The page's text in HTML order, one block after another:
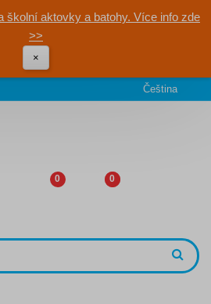
školní aktovky a batohy. Více info zde
>>
×
Čeština
0 0